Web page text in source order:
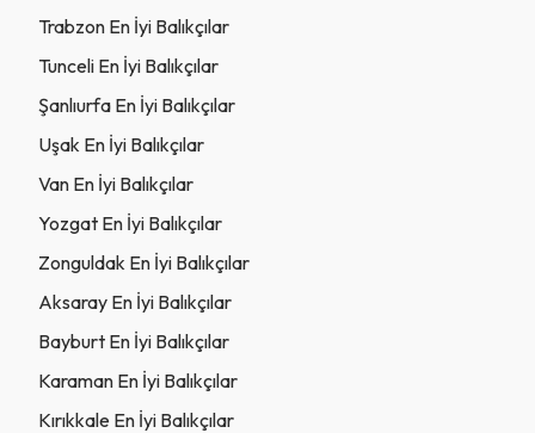
Trabzon En İyi Balıkçılar
Tunceli En İyi Balıkçılar
Şanlıurfa En İyi Balıkçılar
Uşak En İyi Balıkçılar
Van En İyi Balıkçılar
Yozgat En İyi Balıkçılar
Zonguldak En İyi Balıkçılar
Aksaray En İyi Balıkçılar
Bayburt En İyi Balıkçılar
Karaman En İyi Balıkçılar
Kırıkkale En İyi Balıkçılar